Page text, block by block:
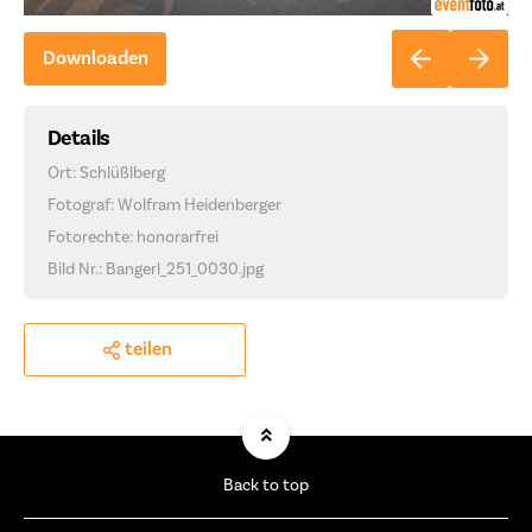
Downloaden
Details
Ort: Schlüßlberg
Fotograf: Wolfram Heidenberger
Fotorechte: honorarfrei
Bild Nr.: Bangerl_251_0030.jpg
teilen
Back to top